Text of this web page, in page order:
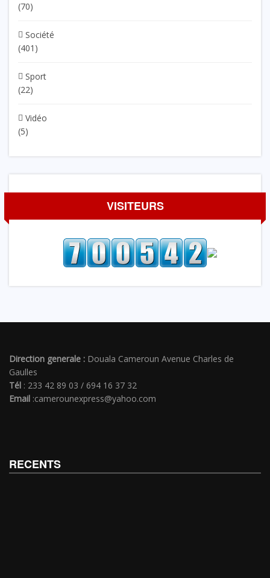
(70)
Société
(401)
Sport
(22)
Vidéo
(5)
VISITEURS
Direction generale : Douala Cameroun Avenue Charles de
Gaulles
Tél : 233 42 89 03 / 694 16 37 32
Email :camerounexpress@yahoo.com
RECENTS